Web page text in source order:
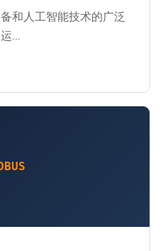
和人工智能技术的广泛
…